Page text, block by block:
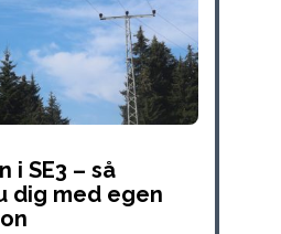
i SE3 – så
dig med egen